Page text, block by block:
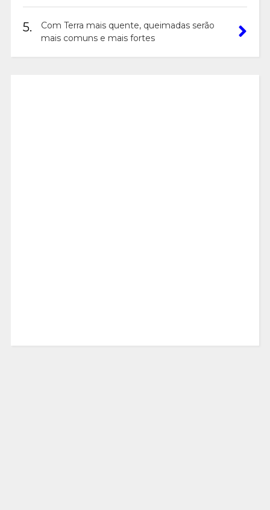
5.
Com Terra mais quente, queimadas serão
mais comuns e mais fortes